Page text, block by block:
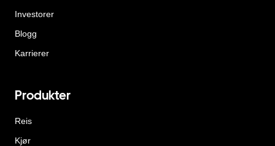
Investorer
Blogg
Karrierer
Produkter
Reis
Kjør